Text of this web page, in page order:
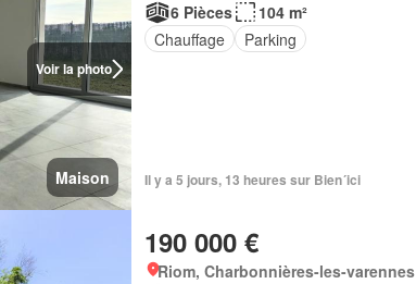
Voir la photo
Maison
6 Pièces
104 m²
Chauffage
Parking
Il y a 5 jours, 13 heures sur Bien´ici
190 000 €
Riom, Charbonnières-les-varennes